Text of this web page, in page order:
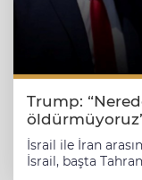
Trump:
İsrail ile İran
İsrail, başta